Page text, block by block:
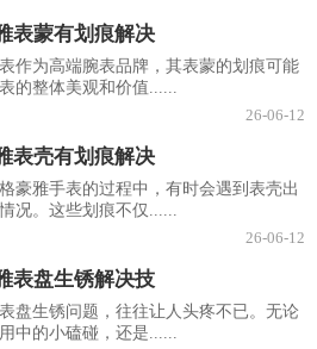
表蒙有划痕解决
作为高端腕表品牌，其表蒙的划痕可能
的整体美观和价值......
26-06-12
表壳有划痕解决
豪雅手表的过程中，有时会遇到表壳出
况。这些划痕不仅......
26-06-12
表盘生锈解决技
盘生锈问题，往往让人头疼不已。无论
中的小磕碰，还是......